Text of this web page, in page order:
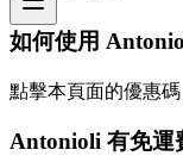
如何使用
點擊本頁面的優惠
Antonioli 有免運